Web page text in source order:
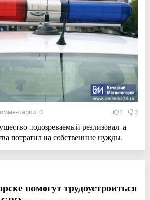
0 1 0
подозреваемый реализовал, а
потратил на собственные нужды.
помогут трудоустроиться